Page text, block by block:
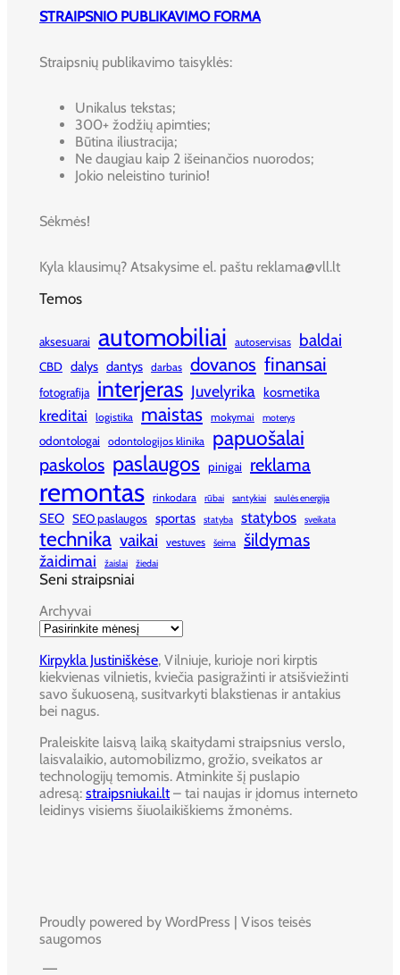
STRAIPSNIO PUBLIKAVIMO FORMA
Straipsnių publikavimo taisyklės:
Unikalus tekstas;
300+ žodžių apimties;
Būtina iliustracija;
Ne daugiau kaip 2 išeinančios nuorodos;
Jokio neleistino turinio!
Sėkmės!
Kyla klausimų? Atsakysime el. paštu reklama@vll.lt
Temos
aksesuarai automobiliai autoservisas baldai
CBD dalys dantys darbas dovanos finansai
fotografija interjeras Juvelyrika kosmetika
kreditai logistika maistas mokymai moterys
odontologai odontologijos klinika papuošalai
paskolos paslaugos pinigai reklama
remontas rinkodara rūbai santykiai saulės energija
SEO SEO paslaugos sportas statyba statybos sveikata
technika vaikai vestuves šeima šildymas
žaidimai žaislai žiedai
Seni straipsniai
Archyvai
Kirpykla Justiniškėse, Vilniuje, kurioje nori kirptis
kiekvienas vilnietis, kviečia pasigražinti ir atsišviežinti
savo šukuoseną, susitvarkyti blakstienas ir antakius
bei nagus.
Praleiskite laisvą laiką skaitydami straipsnius verslo,
laisvalaikio, automobilizmo, grožio, sveikatos ar
technologijų temomis. Atminkite šį puslapio
adresą: straipsniukai.lt– tai naujas ir įdomus interneto
leidinys visiems šiuolaikiškiems žmonėms.
Proudly powered by WordPress | Visos teisės
saugomos